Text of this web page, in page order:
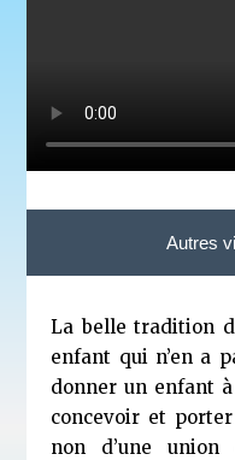
Autres
La belle tradition
enfant qui n’en a
donner un enfant
concevoir et
non d’une union